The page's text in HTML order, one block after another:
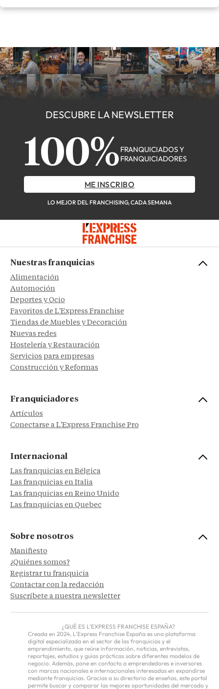
DESCUBRE LA NEWSLETTER
100% FRANQUICIADOS Y
FRANQUICIADORES
ME INSCRIBO
LO MEJOR DEL FRANCHISING, CADA SEMANA
Nuestras franquicias
Alimentación
Automoción
Deportes y Ocio
Favoritos de L'Express Franchise
Tiendas de Muebles y Decoración
Nuevas redes
Hostelería y Restauración
Servicios para empresas
Construcción y Reformas
Franquiciadores
Artículos
Conectarse a L'Express Franchise Pro
Internacional
Las franquicias en Bélgica
Las franquicias en Italia
Las franquicias en Reino Unido
Las franquicias en Quebec
Sobre nosotros
Manifiesto
¿Quiénes somos?
Registrar tu franquicia
Contactar con la redacción
Suscríbete a nuestra newsletter
¿QUÉ ES L'EXPRESS FRANCHISE ESPAÑA?
Creada en 2024, L'Express Franchise España es una plataforma
digital especializada en el sector de las franquicias y el
emprendimiento, que reúne información, noticias, entrevistas,
reportajes, estudios y guías prácticas sobre diferentes modelos de
negocio. Además, pone en contacto a emprendedores e inversores
con marcas nacionales e internacionales interesadas en expandirse
mediante franquicias. Gracias a su directorio de enseñas, este portal
permite buscar y comparar las mejores oportunidades del mercado y